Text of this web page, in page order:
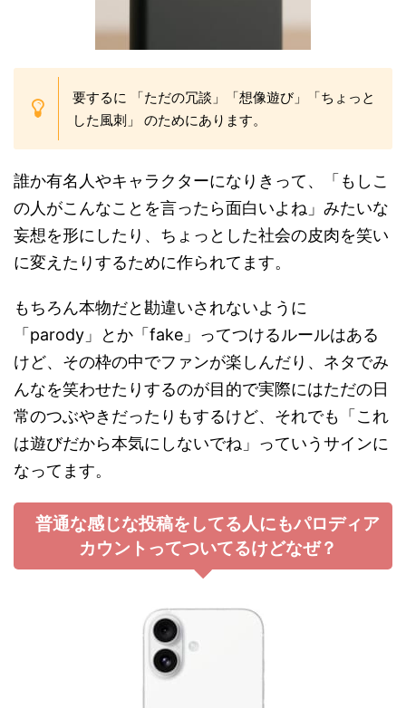
要するに 「ただの冗談」「想像遊び」「ちょっと
した風刺」 のためにあります。
誰か有名人やキャラクターになりきって、「もしこ
の人がこんなことを言ったら面白いよね」みたいな
妄想を形にしたり、ちょっとした社会の皮肉を笑い
に変えたりするために作られてます。
もちろん本物だと勘違いされないように
「parody」とか「fake」ってつけるルールはある
けど、その枠の中でファンが楽しんだり、ネタでみ
んなを笑わせたりするのが目的で実際にはただの日
常のつぶやきだったりもするけど、それでも「これ
は遊びだから本気にしないでね」っていうサインに
なってます。
普通な感じな投稿をしてる人にもパロディア
カウントってついてるけどなぜ？